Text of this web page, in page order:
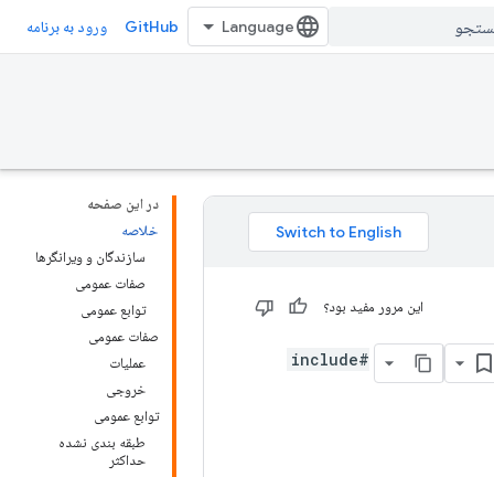
GitHub ورود به برنامه
در این صفحه
خلاصه
سازندگان و ویرانگرها
صفات عمومی
توابع عمومی
صفات عمومی
عملیات
خروجی
توابع عمومی
طبقه بندی نشده
حداکثر
این مرور مفید بود؟
#include